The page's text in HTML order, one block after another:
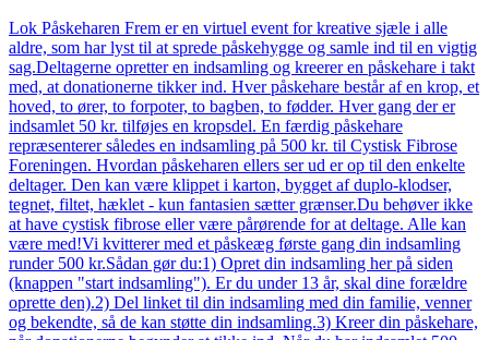
Lok Påskeharen Frem er en virtuel event for kreative sjæle i alle
aldre, som har lyst til at sprede påskehygge og samle ind til en vigtig
sag.Deltagerne opretter en indsamling og kreerer en påskehare i takt
med, at donationerne tikker ind. Hver påskehare består af en krop, et
hoved, to ører, to forpoter, to bagben, to fødder. Hver gang der er
indsamlet 50 kr. tilføjes en kropsdel. En færdig påskehare
repræsenterer således en indsamling på 500 kr. til Cystisk Fibrose
Foreningen. Hvordan påskeharen ellers ser ud er op til den enkelte
deltager. Den kan være klippet i karton, bygget af duplo-klodser,
tegnet, filtet, hæklet - kun fantasien sætter grænser.Du behøver ikke
at have cystisk fibrose eller være pårørende for at deltage. Alle kan
være med!Vi kvitterer med et påskeæg første gang din indsamling
runder 500 kr.Sådan gør du:1) Opret din indsamling her på siden
(knappen "start indsamling"). Er du under 13 år, skal dine forældre
oprette den).2) Del linket til din indsamling med din familie, venner
og bekendte, så de kan støtte din indsamling.3) Kreer din påskehare,